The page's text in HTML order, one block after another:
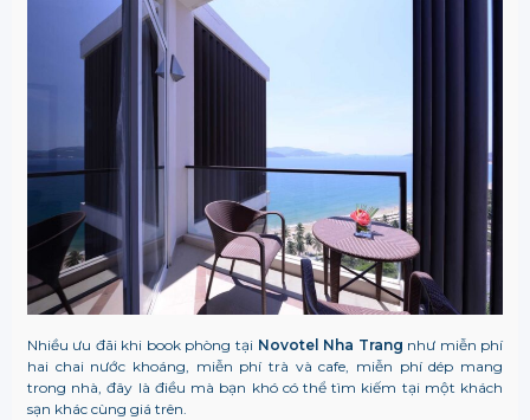
Nhiều ưu đãi khi book phòng tại Novotel Nha Trang như miễn phí
hai chai nước khoáng, miễn phí trà và cafe, miễn phí dép mang
trong nhà, đây là điều mà bạn khó có thể tìm kiếm tại một khách
sạn khác cùng giá trên.